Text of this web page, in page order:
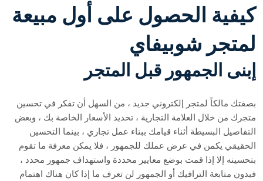
كيفية الحصول على أول مبيعة
لمتجر شوبيفاي
إبنى الجمهور قبل المتجر
بصفتك مالكاً لمتجر إلكتروني جديد ، من السهل أن تفكر في تحسين
متجرك من خلال العلامة التجارية ، تحديد الأسعار الخاصة بك ، وبعض
التفاصيل البسيطة أثناء قيامك ببناء عمل تجاري ، بينما التحسين
الحقيقي يكمن في عرض عملك للجمهور ، فلا يمكن معرفة ما تقوم
بتحسينه إلا إذا قمت بوضع معايير محددة واستهداف جمهور محدد ،
فبدون متابعة الترافيك أو الجمهور لن تعرف ما إذا كان هناك اهتمام